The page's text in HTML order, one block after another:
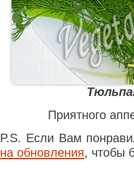
Приятного
P.S. Если Вам
на обновления, чтобы